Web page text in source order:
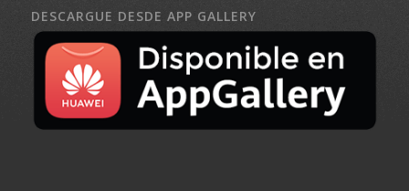
DESCARGUE DESDE APP GALLERY